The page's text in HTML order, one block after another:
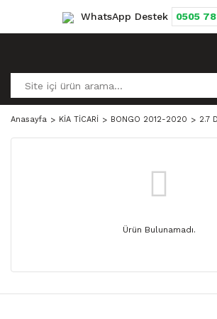
WhatsApp Destek 0505
Anasayfa KİA TİCARİ BONGO 2012-2020 2.7
Ürün Bulunamadı.